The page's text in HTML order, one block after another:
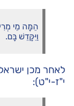
הֵמָּה מֵי
וַיִּקָּדֵשׁ בָּם.
לאחר מכן
י"ז-י"ט):